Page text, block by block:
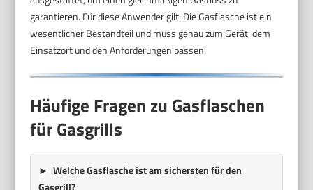
garantieren. Für diese Anwender gilt: Die Gasflasche ist ein
wesentlicher Bestandteil und muss genau zum Gerät, dem
Einsatzort und den Anforderungen passen.
Häufige Fragen zu Gasflaschen
für Gasgrills
Welche Gasflasche ist am sichersten für den
Gasgrill?